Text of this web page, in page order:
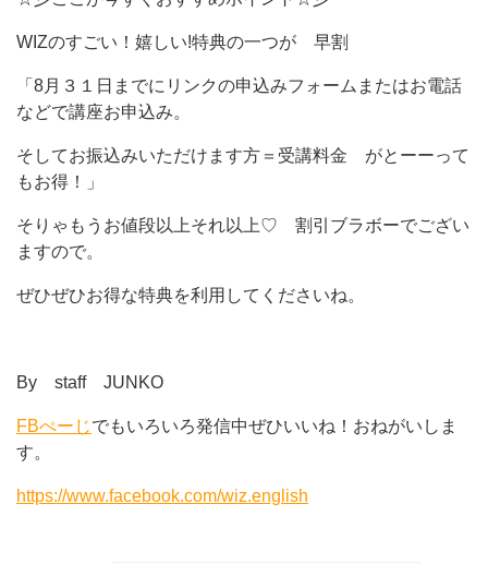
WIZのすごい！嬉しい!特典の一つが 早割
「8月３１日までにリンクの申込みフォームまたはお電話
などで講座お申込み。
そしてお振込みいただけます方＝受講料金 がとーーって
もお得！」
そりゃもうお値段以上それ以上♡ 割引ブラボーでござい
ますので。
ぜひぜひお得な特典を利用してくださいね。
By staff JUNKO
FBぺーじでもいろいろ発信中ぜひいいね！おねがいしま
す。
https://www.facebook.com/wiz.english